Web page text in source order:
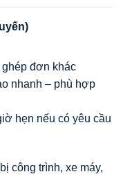
ghép đơn khác
nhanh – phù hợp
hẹn nếu có yêu cầu
công trình, xe máy,